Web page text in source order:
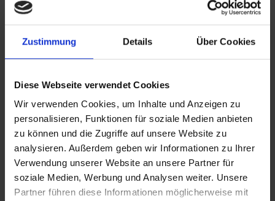
Zustimmung Details Über Cookies
Diese Webseite verwendet Cookies
Wir verwenden Cookies, um Inhalte und Anzeigen zu
personalisieren, Funktionen für soziale Medien anbieten
zu können und die Zugriffe auf unsere Website zu
analysieren. Außerdem geben wir Informationen zu Ihrer
Verwendung unserer Website an unsere Partner für
soziale Medien, Werbung und Analysen weiter. Unsere
Partner führen diese Informationen möglicherweise mit
Inmitten der Kulisse der Kölner Innenstadt steht ein
Reihenhaus, dessen genaues Alter nicht dokumentiert
wieder aufgebaut wurde. Heute steht das Gebäude
vor einer wichtigen Phase der energetischen
Sanierung, um den heutigen Anforderungen an
Nachhaltigkeit und Energieeffizienz gerecht zu
werden.